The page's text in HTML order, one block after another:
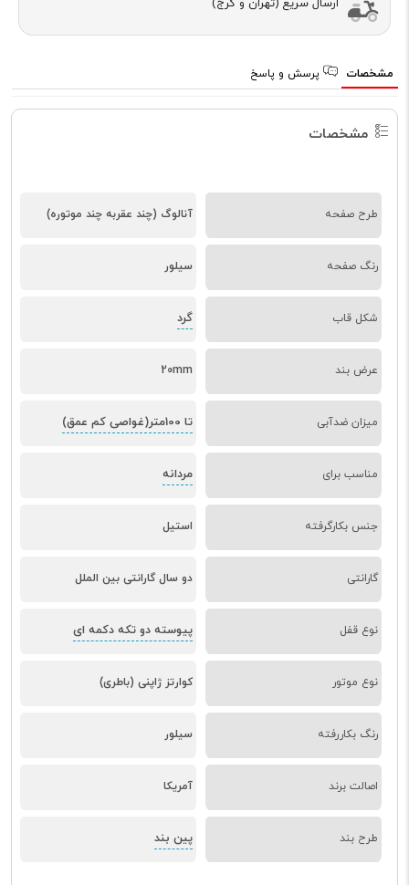
ارسال سریع (تهران و کرج)
مشخصات پرسش و پاسخ
مشخصات
طرح صفحه آنالوگ (چند عقربه چند موتوره)
رنگ صفحه سیلور
شکل قاب گرد
عرض بند 20mm
میزان ضدآبی تا 100متر(غواصی کم عمق)
مناسب برای مردانه
جنس بکارگرفته استیل
گارانتی دو سال گارانتی بین الملل
نوع قفل پیوسته دو تکه دکمه ای
نوع موتور کوارتز ژاپنی (باطری)
رنگ بکاررفته سیلور
اصالت برند آمریکا
طرح بند پین بند